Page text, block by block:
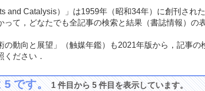
and Catalysis）」は1959年（昭和34年）に創刊され
って，どなたでも全記事の検索と結果（書誌情報）
の動向と展望」（触媒年鑑）も2021年版から，記事
ください．
5 です。1 件目から 5 件目を表示しています。